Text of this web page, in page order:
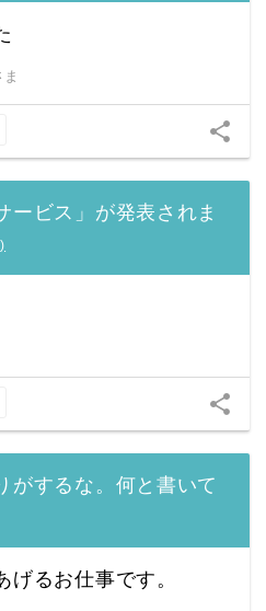
share
ービス」が発表されま
)
share
がするな。何と書いて
げるお仕事です。